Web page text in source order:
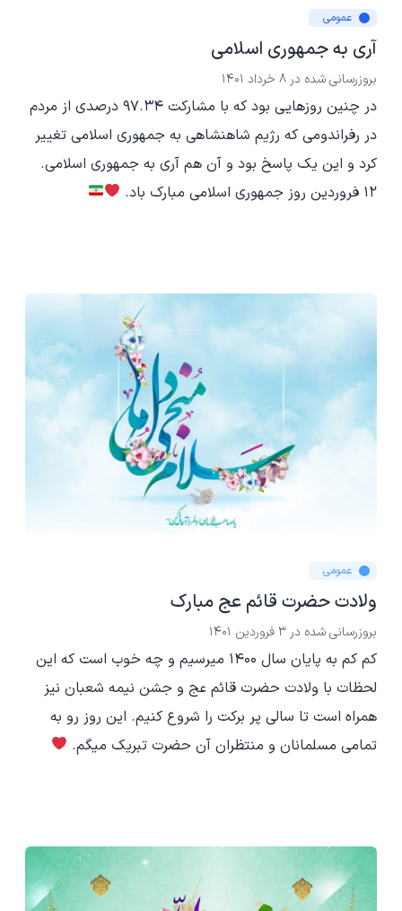
عمومی
آری به جمهوری اسلامی
بروزرسانی شده در 8 خرداد 1401
در چنین روزهایی بود که با مشارکت 97.34 درصدی از مردم
در رفراندومی که رژیم شاهنشاهی به جمهوری اسلامی تغییر
کرد و این یک پاسخ بود و آن هم آری به جمهوری اسلامی.
12 فروردین روز جمهوری اسلامی مبارک باد.
عمومی
ولادت حضرت قائم عج مبارک
بروزرسانی شده در 3 فروردین 1401
کم کم به پایان سال 1400 میرسیم و چه خوب است که این
لحظات با ولادت حضرت قائم عج و جشن نیمه شعبان نیز
همراه است تا سالی پر برکت را شروع کنیم. این روز رو به
تمامی مسلمانان و منتظران آن حضرت تبریک میگم.